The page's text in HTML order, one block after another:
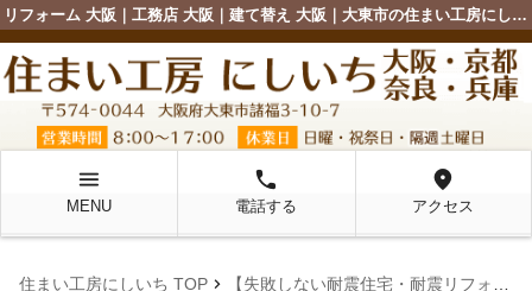
リフォーム 大阪｜工務店 大阪｜建て替え 大阪｜大東市の住まい工房にしいち
menu
MENU
local_phone
電話する
location_on
アクセス
住まい工房にしいち TOP chevron_right 【失敗しない耐震住宅・耐震リフォーム成功への近道・満足するためのコツ】